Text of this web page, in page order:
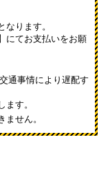
なります。
にてお支払いをお願
通事情により遅配す
す。
ません。